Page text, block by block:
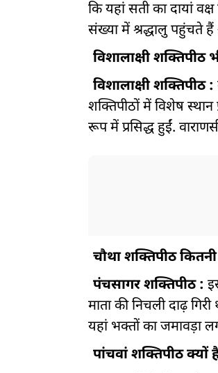
कि यहां सती का दायां
संख्या में श्रद्धालु पहुंचते हैं
विशालाक्षी शक्तिपीठ
विशालाक्षी शक्तिपीठ :
शक्तिपीठों में विशेष स्थान
रूप में प्रसिद्ध हुईं.
चौथा शक्तिपीठ
पंचसागर शक्तिपीठ :
माता की निचली दाढ़
यहां भक्तों का जमावड़ा
पांचवां शक्तिपीठ